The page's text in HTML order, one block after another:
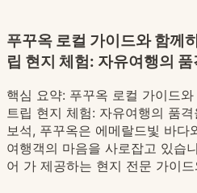
푸꾸옥 로컬 가이드와 함께
립 현지 체험: 자유여행의
핵심 요약: 푸꾸옥 로컬 가이드
트립 현지 체험: 자유여행의 품
보석, 푸꾸옥은 에메랄드빛 바다
여행객의 마음을 사로잡고 있습
어 가 제공하는 현지 전문 가이